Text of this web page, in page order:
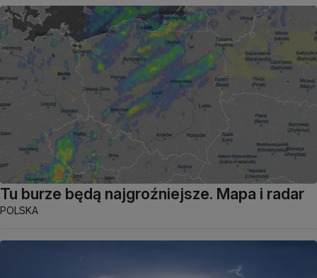
Tu burze będą najgroźniejsze. Mapa i radar
POLSKA